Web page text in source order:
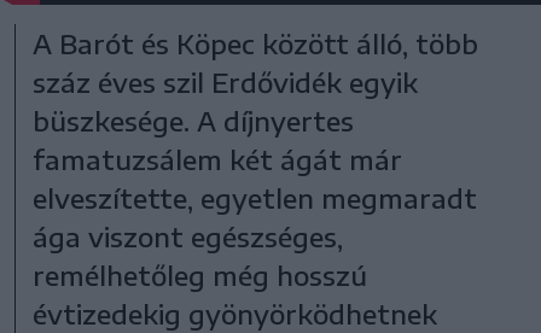
A Barót és Köpec között álló, több
száz éves szil Erdővidék egyik
büszkesége. A díjnyertes
famatuzsálem két ágát már
elveszítette, egyetlen megmaradt
ága viszont egészséges,
remélhetőleg még hosszú
évtizedekig gyönyörködhetnek